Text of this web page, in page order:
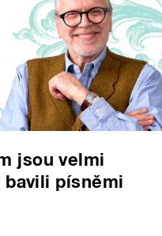
jsou velmi
písněmi